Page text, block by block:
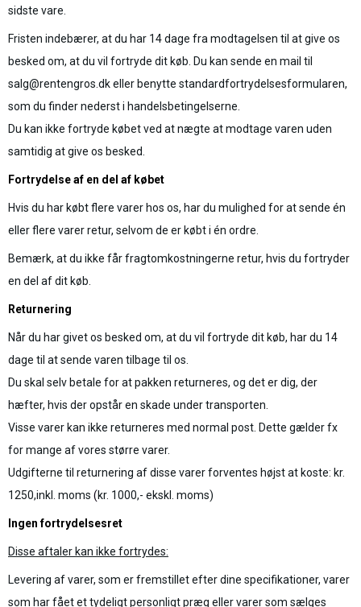
sidste vare.
Fristen indebærer, at du har 14 dage fra modtagelsen til at give os
besked om, at du vil fortryde dit køb. Du kan sende en mail til
salg@rentengros.dk eller benytte standardfortrydelsesformularen,
som du finder nederst i handelsbetingelserne.
Du kan ikke fortryde købet ved at nægte at modtage varen uden
samtidig at give os besked.
Fortrydelse af en del af købet
Hvis du har købt flere varer hos os, har du mulighed for at sende én
eller flere varer retur, selvom de er købt i én ordre.
Bemærk, at du ikke får fragtomkostningerne retur, hvis du fortryder
en del af dit køb.
Returnering
Når du har givet os besked om, at du vil fortryde dit køb, har du 14
dage til at sende varen tilbage til os.
Du skal selv betale for at pakken returneres, og det er dig, der
hæfter, hvis der opstår en skade under transporten.
Visse varer kan ikke returneres med normal post. Dette gælder fx
for mange af vores større varer.
Udgifterne til returnering af disse varer forventes højst at koste: kr.
1250,inkl. moms (kr. 1000,- ekskl. moms)
Ingen fortrydelsesret
Disse aftaler kan ikke fortrydes:
Levering af varer, som er fremstillet efter dine specifikationer, varer
som har fået et tydeligt personligt præg eller varer som sælges